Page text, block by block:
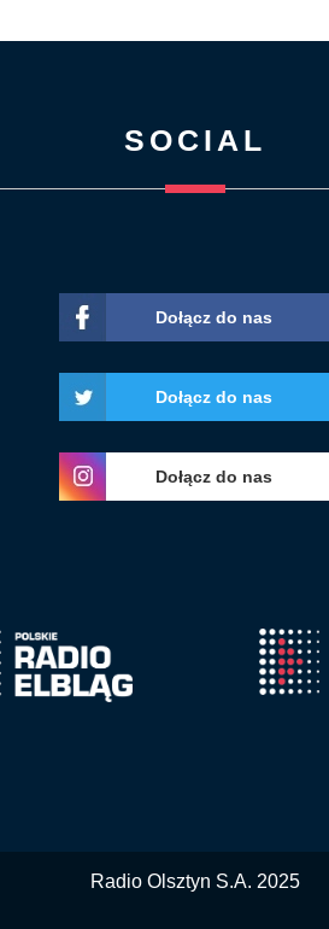
SOCIAL
Dołącz do nas
Dołącz do nas
Dołącz do nas
Radio Olsztyn S.A. 2025